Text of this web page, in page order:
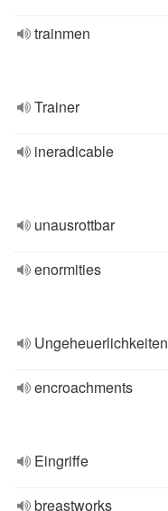
trainmen
Trainer
ineradicable
unausrottbar
enormities
Ungeheuerlichkeiten
encroachments
Eingriffe
breastworks